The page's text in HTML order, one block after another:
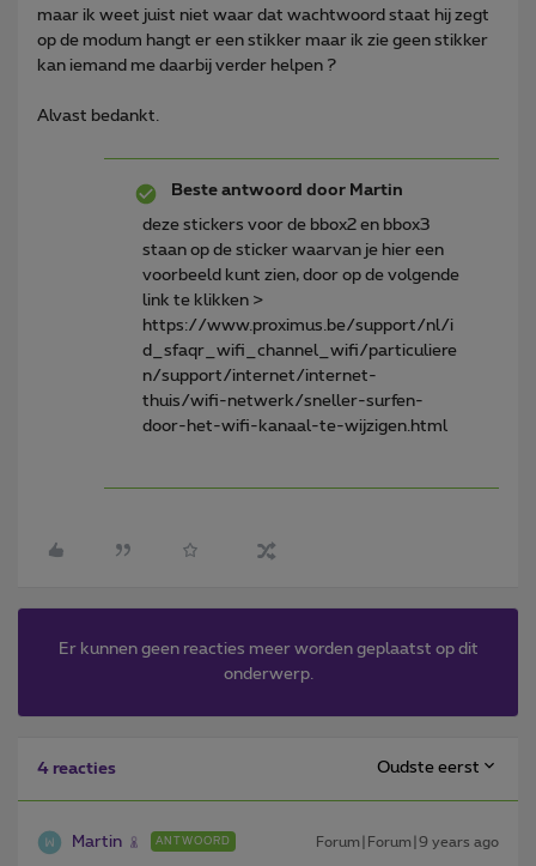
maar ik weet juist niet waar dat wachtwoord staat hij zegt
op de modum hangt er een stikker maar ik zie geen stikker
kan iemand me daarbij verder helpen ?
Alvast bedankt.
Beste antwoord door Martin
deze stickers voor de bbox2 en bbox3
staan op de sticker waarvan je hier een
voorbeeld kunt zien, door op de volgende
link te klikken >
https://www.proximus.be/support/nl/i
d_sfaqr_wifi_channel_wifi/particuliere
n/support/internet/internet-
thuis/wifi-netwerk/sneller-surfen-
door-het-wifi-kanaal-te-wijzigen.html
Er kunnen geen reacties meer worden geplaatst op dit
onderwerp.
4 reacties Oudste eerst
Martin ANTWOORD Forum|Forum|9 years ago